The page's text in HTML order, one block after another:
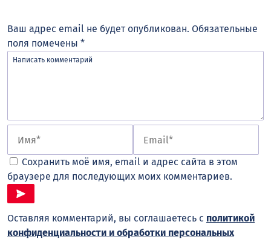
Ваш адрес email не будет опубликован. Обязательные
поля помечены *
Сохранить моё имя, email и адрес сайта в этом
браузере для последующих моих комментариев.
Оставляя комментарий, вы соглашаетесь с политикой
конфиденциальности и обработки персональных